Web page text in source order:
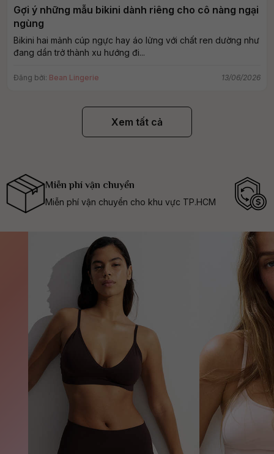
Gợi ý những mẫu bikini dành riêng cho cô nàng ngại
ngùng
Bikini hai mảnh cúp ngực hay áo lửng với chất ren dường như
đang dần trở thành xu hướng đi...
Đăng bởi: Bean Lingerie 13/06/2026
Xem tất cả
Miễn phí vận chuyển
Miễn phí vận chuyển cho khu vực TP.HCM